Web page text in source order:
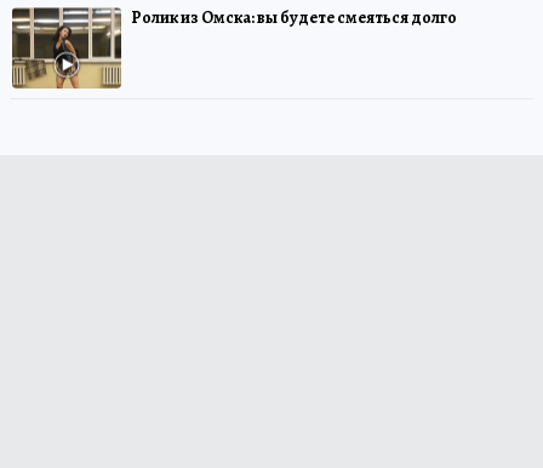
Ролик из Омска: вы будете смеяться долго